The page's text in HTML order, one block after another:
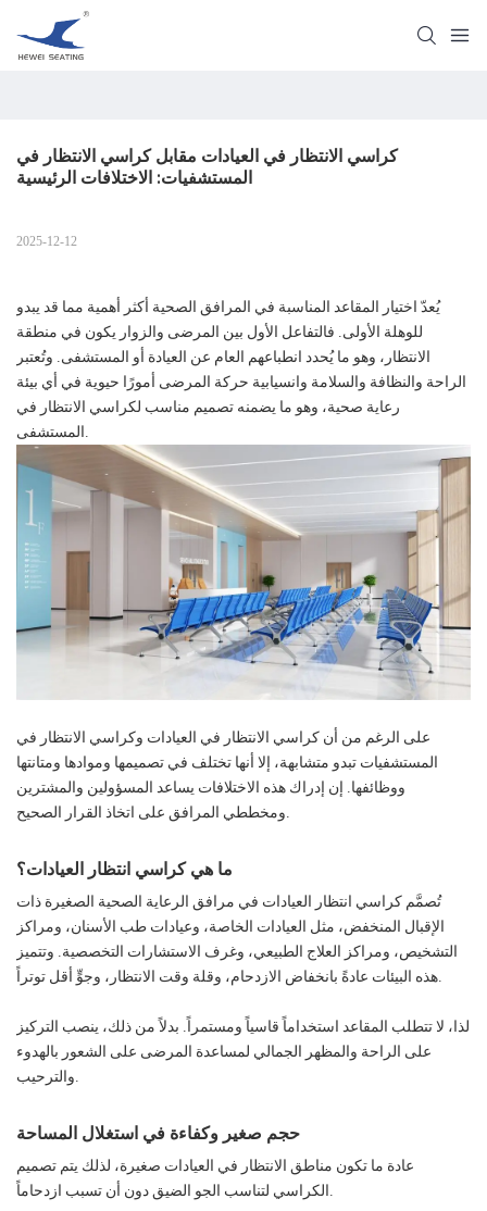
كراسي الانتظار في العيادات مقابل كراسي الانتظار في
المستشفيات: الاختلافات الرئيسية
2025-12-12
يُعدّ اختيار المقاعد المناسبة في المرافق الصحية أكثر أهمية مما قد يبدو
للوهلة الأولى. فالتفاعل الأول بين المرضى والزوار يكون في منطقة
الانتظار، وهو ما يُحدد انطباعهم العام عن العيادة أو المستشفى. وتُعتبر
الراحة والنظافة والسلامة وانسيابية حركة المرضى أمورًا حيوية في أي بيئة
رعاية صحية، وهو ما يضمنه تصميم مناسب لكراسي الانتظار في
المستشفى.
على الرغم من أن كراسي الانتظار في العيادات وكراسي الانتظار في
المستشفيات تبدو متشابهة، إلا أنها تختلف في تصميمها وموادها ومتانتها
ووظائفها. إن إدراك هذه الاختلافات يساعد المسؤولين والمشترين
ومخططي المرافق على اتخاذ القرار الصحيح.
ما هي كراسي انتظار العيادات؟
تُصمَّم كراسي انتظار العيادات في مرافق الرعاية الصحية الصغيرة ذات
الإقبال المنخفض، مثل العيادات الخاصة، وعيادات طب الأسنان، ومراكز
التشخيص، ومراكز العلاج الطبيعي، وغرف الاستشارات التخصصية. وتتميز
هذه البيئات عادةً بانخفاض الازدحام، وقلة وقت الانتظار، وجوٍّ أقل توتراً.
لذا، لا تتطلب المقاعد استخداماً قاسياً ومستمراً. بدلاً من ذلك، ينصب التركيز
على الراحة والمظهر الجمالي لمساعدة المرضى على الشعور بالهدوء
والترحيب.
حجم صغير وكفاءة في استغلال المساحة
عادة ما تكون مناطق الانتظار في العيادات صغيرة، لذلك يتم تصميم
الكراسي لتناسب الجو الضيق دون أن تسبب ازدحاماً.